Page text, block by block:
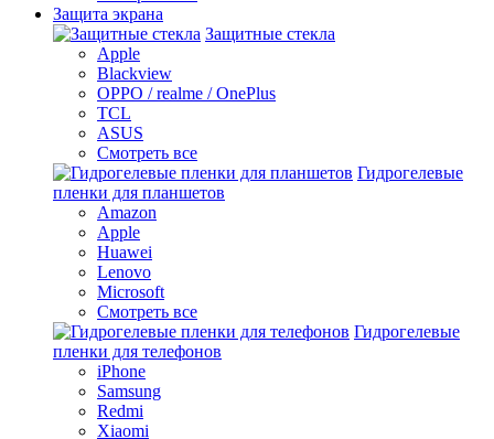
Защита экрана
Защитные стекла
Apple
Blackview
OPPO / realme / OnePlus
TCL
ASUS
Смотреть все
Гидрогелевые
пленки для планшетов
Amazon
Apple
Huawei
Lenovo
Microsoft
Смотреть все
Гидрогелевые
пленки для телефонов
iPhone
Samsung
Redmi
Xiaomi